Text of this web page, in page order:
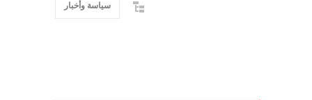
سياسة وأخبار